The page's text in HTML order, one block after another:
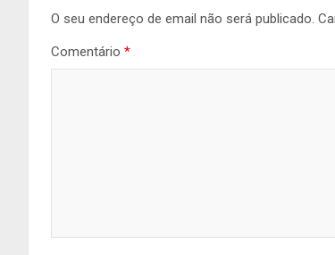
O seu endereço de email não será publicado.
Comentário *